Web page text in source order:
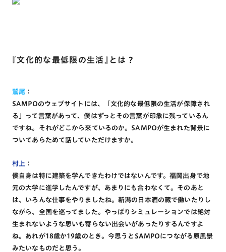
『文化的な最低限の生活』とは？
鷲尾 ：
SAMPOのウェブサイトには、「文化的な最低限の生活が保障され
る」って言葉があって、僕はずっとその言葉が印象に残っているん
ですね。それがどこから来ているのか。SAMPOが生まれた背景に
ついてあらためて話していただけますか。
村上 ：
僕自身は特に建築を学んできたわけではないんです。福岡出身で地
元の大学に進学したんですが、あまりにも合わなくて。そのあと
は、いろんな仕事をやりましたね。新潟の日本酒の蔵で働いたりし
ながら、全国を巡ってました。やっぱりシミュレーションでは絶対
生まれないような思いも寄らない出会いがあったりするんですよ
ね。あれが18歳か19歳のとき。今思うとSAMPOにつながる原風景
みたいなものだと思う。